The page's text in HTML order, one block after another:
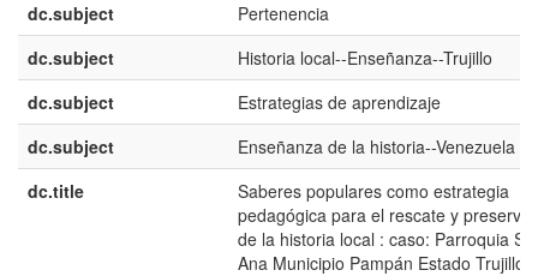
dc.subject
Pertenencia
dc.subject
Historia local--Enseñanza--Trujillo
dc.subject
Estrategias de aprendizaje
dc.subject
Enseñanza de la historia--Venezuela
dc.title
Saberes populares como estrategia
pedagógica para el rescate y
de la historia local : caso: Parroquia
Ana Municipio Pampán Estado Trujillo